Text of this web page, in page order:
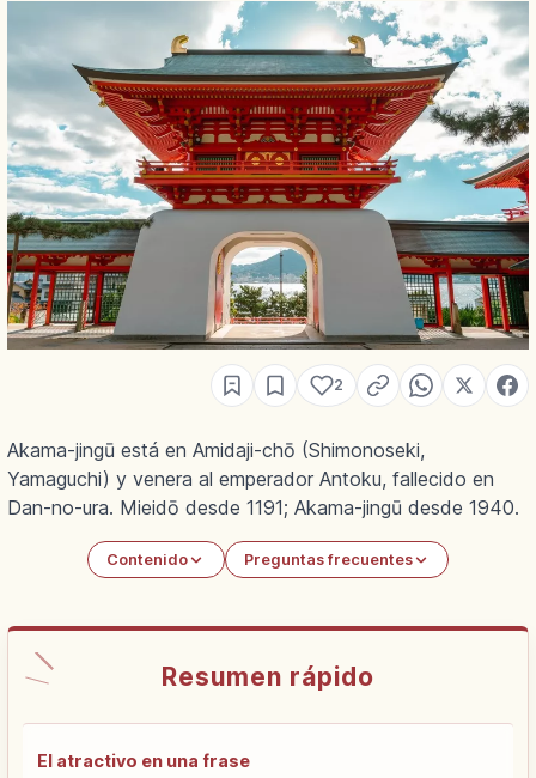
2
Akama-jingū está en Amidaji-chō (Shimonoseki,
Yamaguchi) y venera al emperador Antoku, fallecido en
Dan-no-ura. Mieidō desde 1191; Akama-jingū desde 1940.
Contenido Preguntas frecuentes
Resumen rápido
El atractivo en una frase